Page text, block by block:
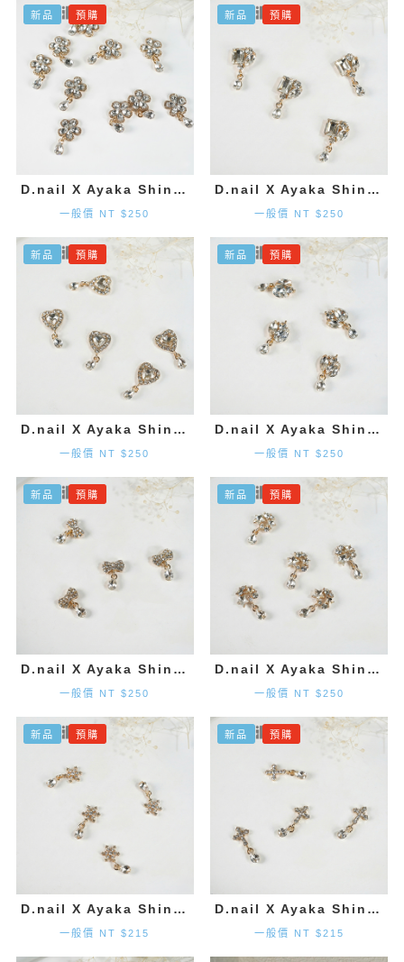
新品 預購
D.nail X Ayaka Shinohara 花朵墜飾-金色 (2入)
一般價 NT $250
新品 預購
D.nail X Ayaka Shinohara 造型墜飾-金色 (2入)
一般價 NT $250
新品 預購
D.nail X Ayaka Shinohara 愛心墜飾-金色 (2入)
一般價 NT $250
新品 預購
D.nail X Ayaka Shinohara 造型墜飾-金色 (2入)
一般價 NT $250
新品 預購
D.nail X Ayaka Shinohara 領結墜飾-金色 (2入)
一般價 NT $250
新品 預購
D.nail X Ayaka Shinohara 星星墜飾-金色 (2入)
一般價 NT $250
新品 預購
D.nail X Ayaka Shinohara 雪花墜飾-金色 (2入)
一般價 NT $215
新品 預購
D.nail X Ayaka Shinohara 十字墜飾-金色 (2入)
一般價 NT $215